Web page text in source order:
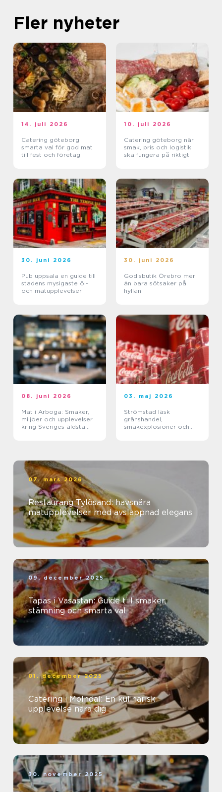
Fler nyheter
14. juli 2026
Catering göteborg
smarta val för god mat
till fest och företag
10. juli 2026
Catering göteborg när
smak, pris och logistik
ska fungera på riktigt
30. juni 2026
Pub uppsala en guide till
stadens mysigaste öl-
och matupplevelser
30. juni 2026
Godisbutik Örebro mer
än bara sötsaker på
hyllan
08. juni 2026
Mat i Arboga: Smaker,
miljöer och upplevelser
kring Sveriges äldsta
03. maj 2026
Strömstad läsk
gränshandel,
smakexplosioner och
07. mars 2026
Restaurang Tylösand: havsnära
matupplevelser med avslappnad elegans
09. december 2025
Tapas i Vasastan: Guide till smaker,
stämning och smarta val
01. december 2025
Catering i Mölndal: En kulinarisk
upplevelse nära dig
30. november 2025